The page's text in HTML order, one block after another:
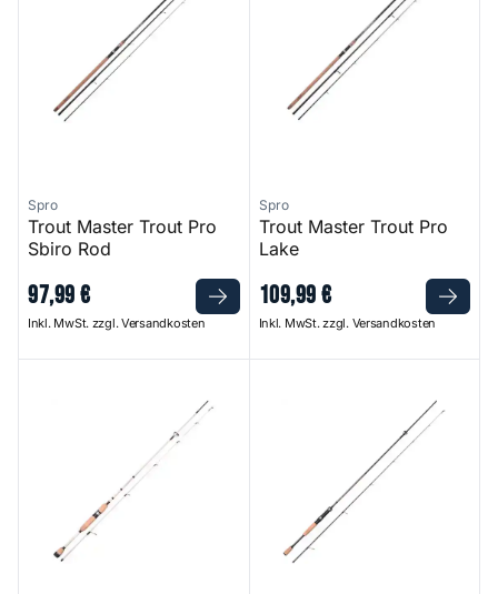
Spro
Trout Master Trout Pro
Sbiro Rod
97,99€
Inkl. MwSt. zzgl. Versandkosten
Spro
Trout Master Trout Pro
Lake
109,99€
Inkl. MwSt. zzgl. Versandkosten